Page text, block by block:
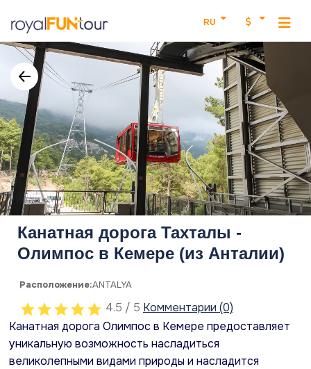
RU
Канатная дорога Тахталы -
Олимпос в Кемере (из Анталии)
Расположение:ANTALYA
4.5 / 5 Комментарии (0)
Канатная дорога Олимпос в Кемере предоставляет
уникальную возможность насладиться
великолепными видами природы и насладится